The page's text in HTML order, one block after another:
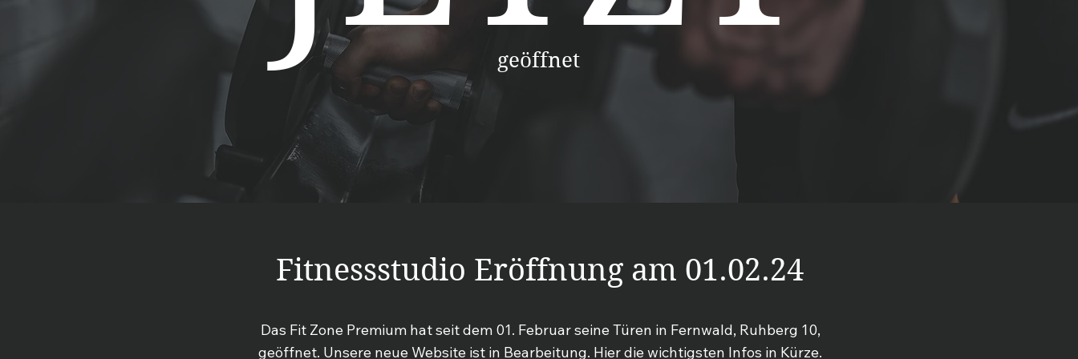
geöffnet
Fitnessstudio Eröffnung am 01.02.24
Das Fit Zone Premium hat seit dem 01. Februar seine Türen in Fernwald, Ruhberg 10,
geöffnet. Unsere neue Website ist in Bearbeitung. Hier die wichtigsten Infos in Kürze.